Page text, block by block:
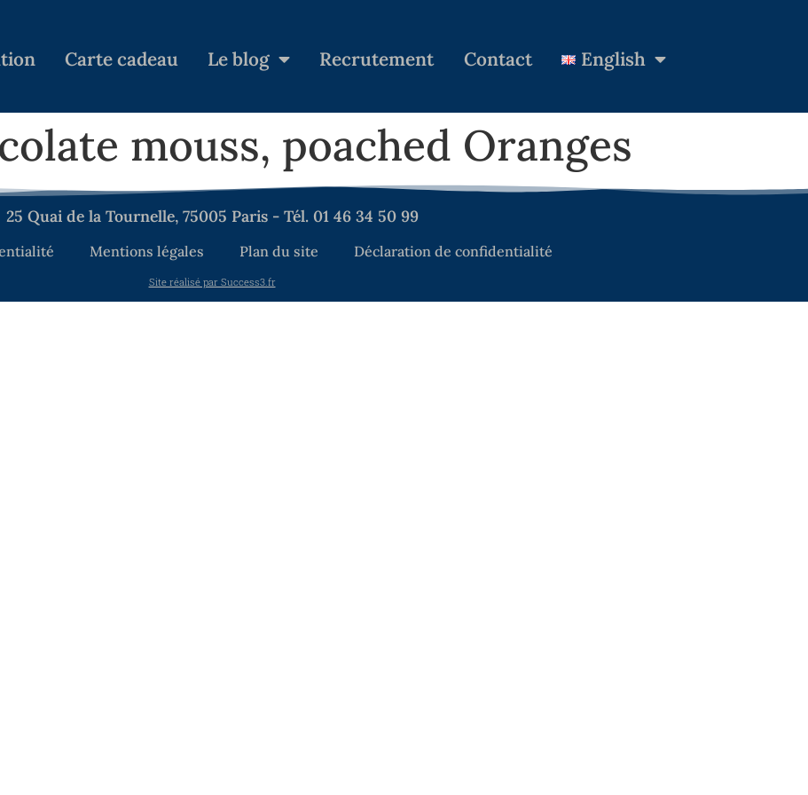
Carte cadeau Le blog Recrutement Contact English
mouss, poached Oranges
25 Quai de la Tournelle, 75005 Paris - Tél. 01 46 34 50 99
Mentions légales Plan du site Déclaration de confidentialité
Site réalisé par Success3.fr